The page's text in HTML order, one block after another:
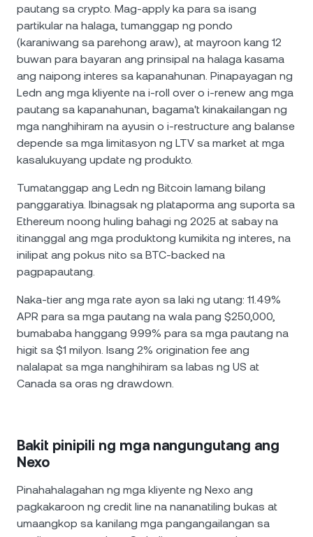
pautang sa crypto. Mag-apply ka para sa isang
partikular na halaga, tumanggap ng pondo
(karaniwang sa parehong araw), at mayroon kang 12
buwan para bayaran ang prinsipal na halaga kasama
ang naipong interes sa kapanahunan. Pinapayagan ng
Ledn ang mga kliyente na i-roll over o i-renew ang mga
pautang sa kapanahunan, bagama't kinakailangan ng
mga nanghihiram na ayusin o i-restructure ang balanse
depende sa mga limitasyon ng LTV sa market at mga
kasalukuyang update ng produkto.
Tumatanggap ang Ledn ng Bitcoin lamang bilang
panggaratiya. Ibinagsak ng plataporma ang suporta sa
Ethereum noong huling bahagi ng 2025 at sabay na
itinanggal ang mga produktong kumikita ng interes, na
inilipat ang pokus nito sa BTC-backed na
pagpapautang.
Naka-tier ang mga rate ayon sa laki ng utang: 11.49%
APR para sa mga pautang na wala pang $250,000,
bumababa hanggang 9.99% para sa mga pautang na
higit sa $1 milyon. Isang 2% origination fee ang
nalalapat sa mga nanghihiram sa labas ng US at
Canada sa oras ng drawdown.
Bakit pinipili ng mga nangungutang ang
Nexo
Pinahahalagahan ng mga kliyente ng Nexo ang
pagkakaroon ng credit line na nananatiling bukas at
umaangkop sa kanilang mga pangangailangan sa